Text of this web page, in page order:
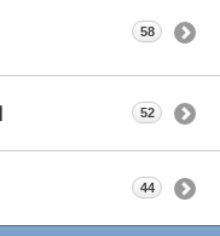
58
52
44